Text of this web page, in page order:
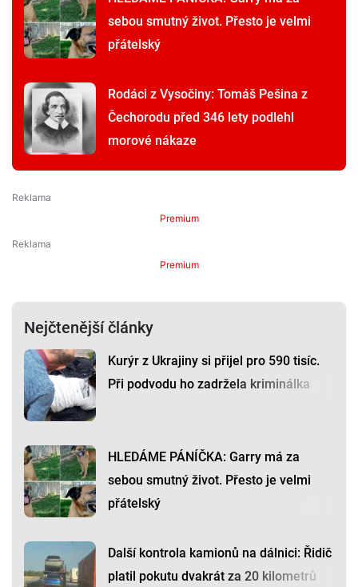
sebou smutný život. Přesto je velmi
přátelský
Rodáci z Vysočiny: Tomáš Pešina z
Čechorodu před 346 lety podlehl
morové nákaze
Premium
Premium
Nejčtenější články
Kurýr z Ukrajiny si přijel pro 590 tisíc.
Při podvodu ho zadržela kriminálka
HLEDÁME PÁNÍČKA: Garry má za
sebou smutný život. Přesto je velmi
přátelský
Další kontrola kamionů na dálnici: Řidič
platil pokutu dvakrát za 20 kilometrů